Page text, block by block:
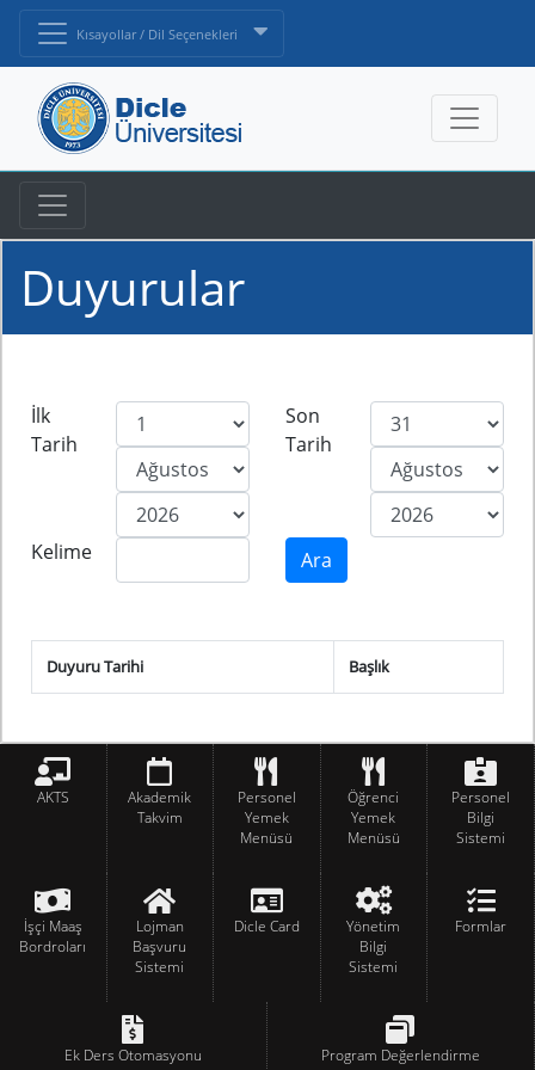
Kısayollar / Dil Seçenekleri
Duyurular
İlk
Tarih
Son
Tarih
Kelime
Duyuru Tarihi Başlık
AKTS
Akademik
Takvim
Personel
Yemek
Menüsü
Öğrenci
Yemek
Menüsü
Personel
Bilgi
Sistemi
İşçi Maaş
Bordroları
Lojman
Başvuru
Sistemi
Dicle Card
Yönetim
Bilgi
Sistemi
Formlar
Ek Ders Otomasyonu Program Değerlendirme